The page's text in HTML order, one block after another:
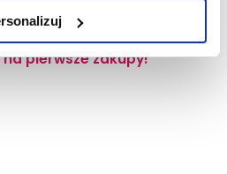
już teraz i skorzystaj
na pierwsze zakupy!